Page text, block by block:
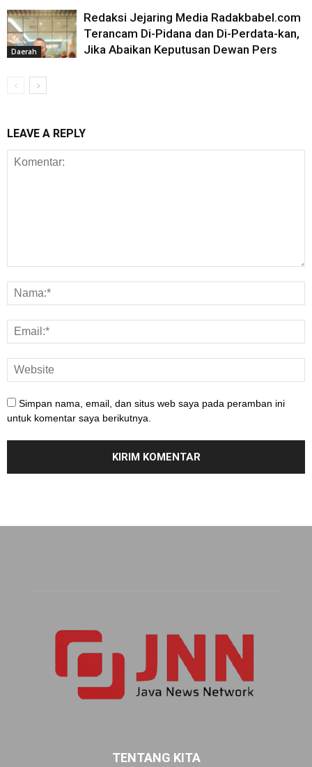
Daerah
Redaksi Jejaring Media Radakbabel.com
Terancam Di-Pidana dan Di-Perdata-kan,
Jika Abaikan Keputusan Dewan Pers
LEAVE A REPLY
Simpan nama, email, dan situs web saya pada peramban ini
untuk komentar saya berikutnya.
TENTANG KITA